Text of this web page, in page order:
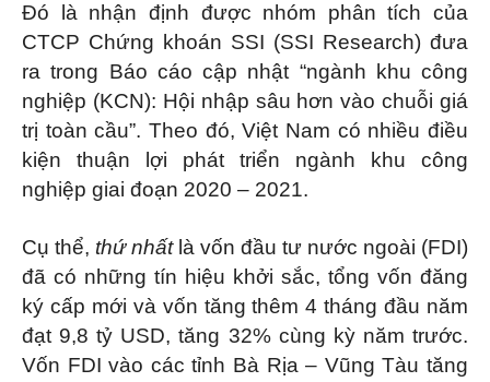
Đó là nhận định được nhóm phân tích của
CTCP Chứng khoán SSI (SSI Research) đưa
ra trong Báo cáo cập nhật “ngành khu công
nghiệp (KCN): Hội nhập sâu hơn vào chuỗi giá
trị toàn cầu”. Theo đó, Việt Nam có nhiều điều
kiện thuận lợi phát triển ngành khu công
nghiệp giai đoạn 2020 – 2021.
Cụ thể, thứ nhấtlà vốn đầu tư nước ngoài (FDI)
đã có những tín hiệu khởi sắc, tổng vốn đăng
ký cấp mới và vốn tăng thêm 4 tháng đầu năm
đạt 9,8 tỷ USD, tăng 32% cùng kỳ năm trước.
Vốn FDI vào các tỉnh Bà Rịa – Vũng Tàu tăng